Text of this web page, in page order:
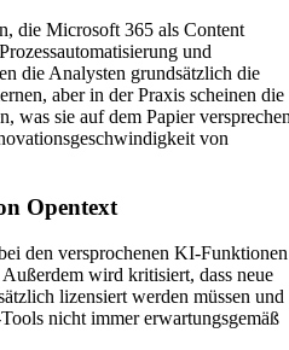
die Microsoft 365 als Content
und
die Analysten grundsätzlich die
aber in der Praxis scheinen die
was sie auf dem Papier
von
Opentext
den versprochenen KI-Funktionen
wird kritisiert, dass neue
lizensiert werden müssen und
nicht immer erwartungsgemäß